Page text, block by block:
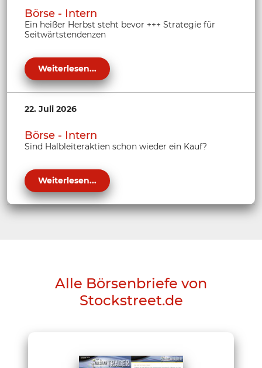
Börse - Intern
Ein heißer Herbst steht bevor +++ Strategie für
Seitwärtstendenzen
Weiterlesen...
22. Juli 2026
Börse - Intern
Sind Halbleiteraktien schon wieder ein Kauf?
Weiterlesen...
Alle Börsenbriefe von
Stockstreet.de